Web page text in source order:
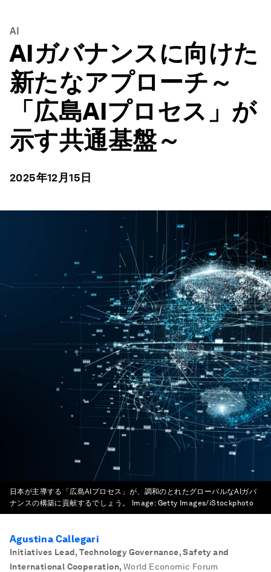
AI
AIガバナンスに向けた
新たなアプローチ～
「広島AIプロセス」が
示す共通基盤～
2025年12月15日
日本が主導する「広島AIプロセス」が、調和のとれたグローバルなAIガバ
ナンスの構築に貢献するでしょう。
Image: Getty Images/iStockphoto
Agustina Callegari
Initiatives Lead, Technology Governance, Safety and
International Cooperation, World Economic Forum